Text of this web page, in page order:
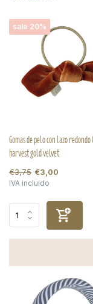
sale 20%
Gomas de pelo con lazo
harvest gold velvet
€3,75 €3,00
IVA incluido